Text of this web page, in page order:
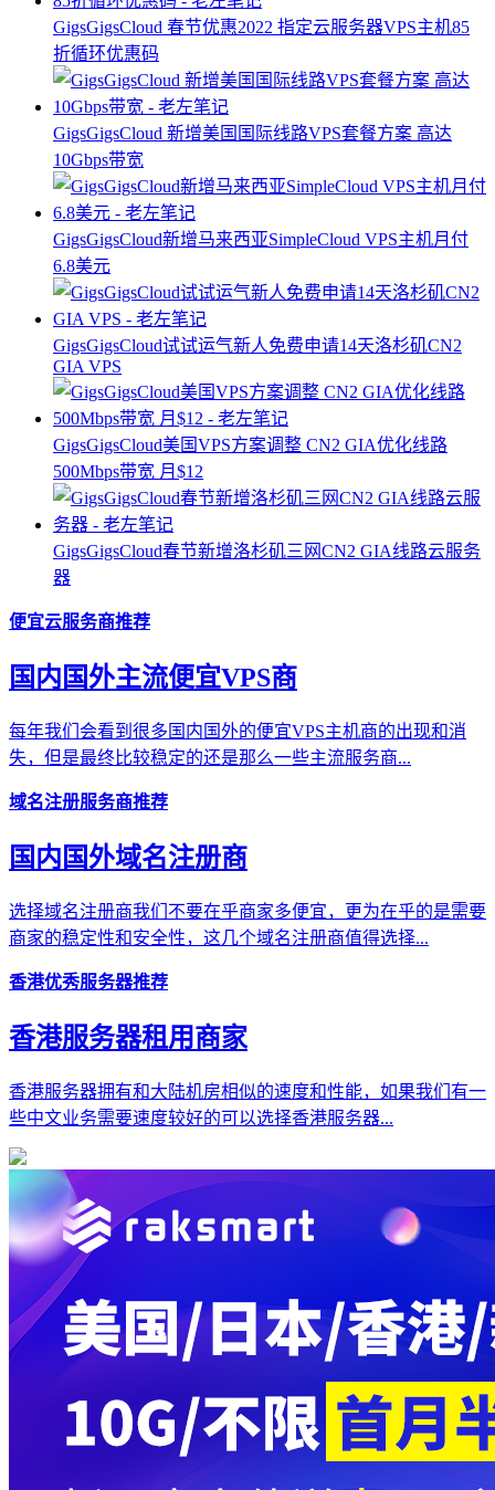
GigsGigsCloud 春节优惠2022 指定云服务器VPS主机85
折循环优惠码
GigsGigsCloud 新增美国国际线路VPS套餐方案 高达
10Gbps带宽
GigsGigsCloud新增马来西亚SimpleCloud VPS主机月付
6.8美元
GigsGigsCloud试试运气新人免费申请14天洛杉矶CN2
GIA VPS
GigsGigsCloud美国VPS方案调整 CN2 GIA优化线路
500Mbps带宽 月$12
GigsGigsCloud春节新增洛杉矶三网CN2 GIA线路云服务
器
便宜云服务商推荐
国内国外主流便宜VPS商
每年我们会看到很多国内国外的便宜VPS主机商的出现和消
失，但是最终比较稳定的还是那么一些主流服务商...
域名注册服务商推荐
国内国外域名注册商
选择域名注册商我们不要在乎商家多便宜，更为在乎的是需要
商家的稳定性和安全性，这几个域名注册商值得选择...
香港优秀服务器推荐
香港服务器租用商家
香港服务器拥有和大陆机房相似的速度和性能，如果我们有一
些中文业务需要速度较好的可以选择香港服务器...